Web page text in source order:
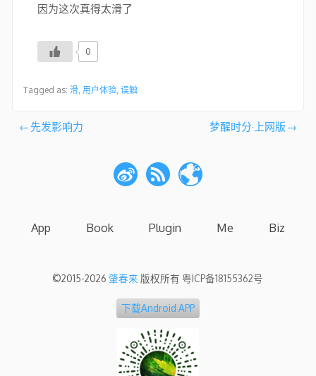
因为这次真得太滑了
0
Tagged as: 滑, 用户体验, 误触
文先发影响力 梦醒时分·上网版
App Book Plugin Me Biz
©2015-2026肇春来 版权所有粤ICP备18155362号
下载Android APP